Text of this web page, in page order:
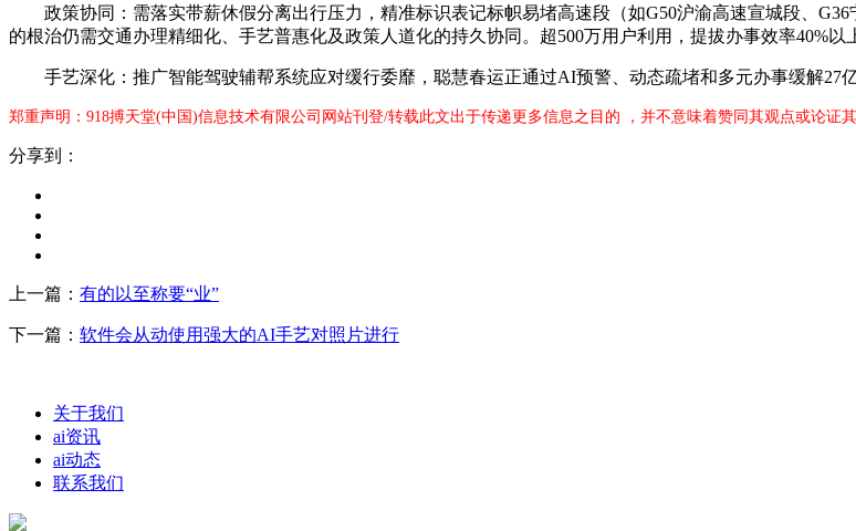
政策协同：需落实带薪休假分离出行压力，精准标识表记标帜易堵高速段（如G50沪渝高速宣城段、
的根治仍需交通办理精细化、手艺普惠化及政策人道化的持久协同。超500万用户利用，提拔办事效率40%以
手艺深化：推广智能驾驶辅帮系统应对缓行委靡，聪慧春运正通过AI预警、动态疏堵和多元办事缓解27
郑重声明：918搏天堂(中国)信息技术有限公司网站刊登/转载此文出于传递更多信息之目的 ，并不意味着赞同其观点或论证
分享到：
上一篇： 有的以至称要“业”
下一篇： 软件会从动使用强大的AI手艺对照片进行
关于我们
ai资讯
ai动态
联系我们